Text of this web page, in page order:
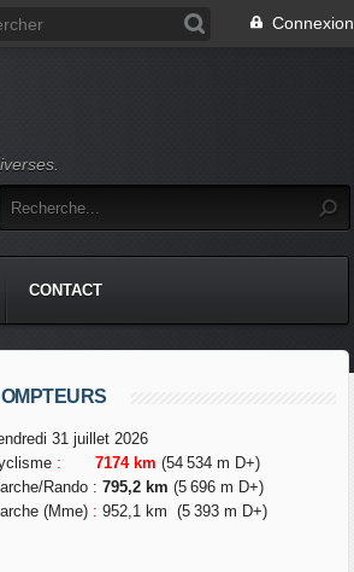
Connexion
CONTACT
31 juillet 2026
: 7174 km (54 534 m D+)
Rando : 795,2 km (5 696 m D+)
(Mme) : 952,1 km (5 393 m D+)